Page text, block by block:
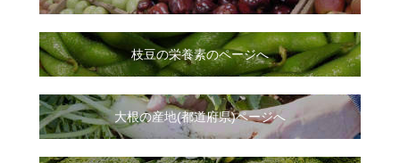
枝豆の栄養素のページへ
大根の産地(都道府県)ページへ